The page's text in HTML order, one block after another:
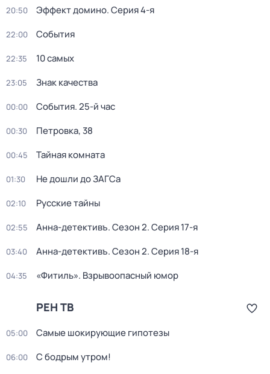
20:50 Эффект домино. Серия 4-я
22:00 События
22:35 10 самых
23:05 Знак качества
00:00 События. 25-й час
00:30 Петровка, 38
00:45 Тайная комната
01:30 Не дошли до ЗАГСа
02:10 Русские тайны
02:55 Анна-детективъ. Сезон 2. Серия 17-я
03:40 Анна-детективъ. Сезон 2. Серия 18-я
04:35 «Фитиль». Взрывоопасный юмор
РЕН ТВ
05:00 Самые шoкиpующие гипотезы
06:00 С бодрым утром!